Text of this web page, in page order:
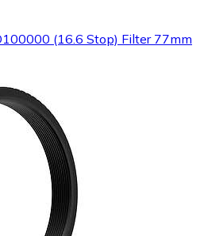
(16.6 Stop) Filter 77mm